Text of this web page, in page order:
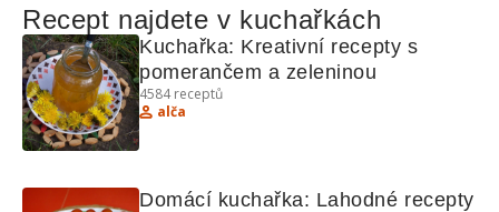
Recept najdete v kuchařkách
Kuchařka: Kreativní recepty s
pomerančem a zeleninou
4584receptů
alča
Domácí kuchařka: Lahodné recepty